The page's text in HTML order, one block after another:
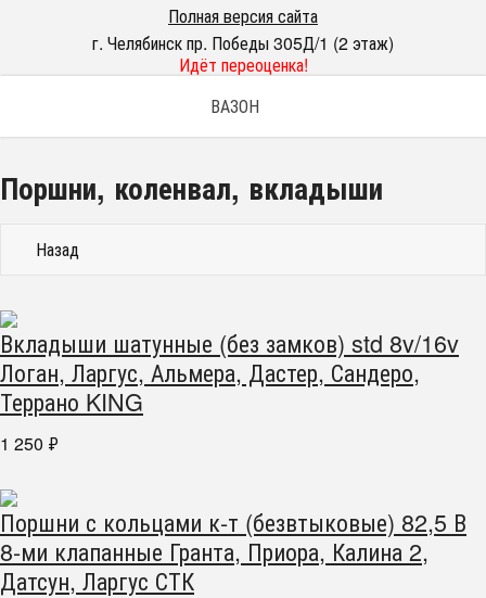
Полная версия сайта
г. Челябинск пр. Победы 305Д/1 (2 этаж)
Идёт переоценка!
ВАЗОН
Поршни, коленвал, вкладыши
Назад
Вкладыши шатунные (без замков) std 8v/16v
Логан, Ларгус, Альмера, Дастер, Сандеро,
Террано KING
1 250 ₽
Поршни с кольцами к-т (безвтыковые) 82,5 В
8-ми клапанные Гранта, Приора, Калина 2,
Датсун, Ларгус СТК